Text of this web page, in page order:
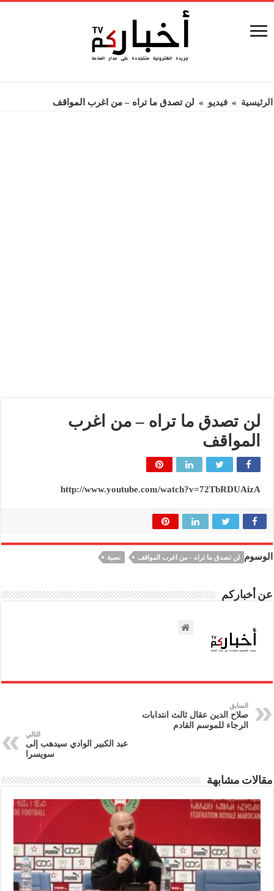
الرئيسية » فيديو » لن تصدق ما تراه – من اغرب المواقف‎
لن تصدق ما تراه – من اغرب
المواقف‎
http://www.youtube.com/watch?v=72TbRDUAizA
الوسوم لن تصدق ما تراه - من اغرب المواقف‎ نصية
عن أخباركم
السابق
صلاح الدين عقال ثالث انتدابات
الرجاء للموسم القادم
التالي
عبد الكبير الوادي سيدهب إلى
سويسرا
مقالات مشابهة